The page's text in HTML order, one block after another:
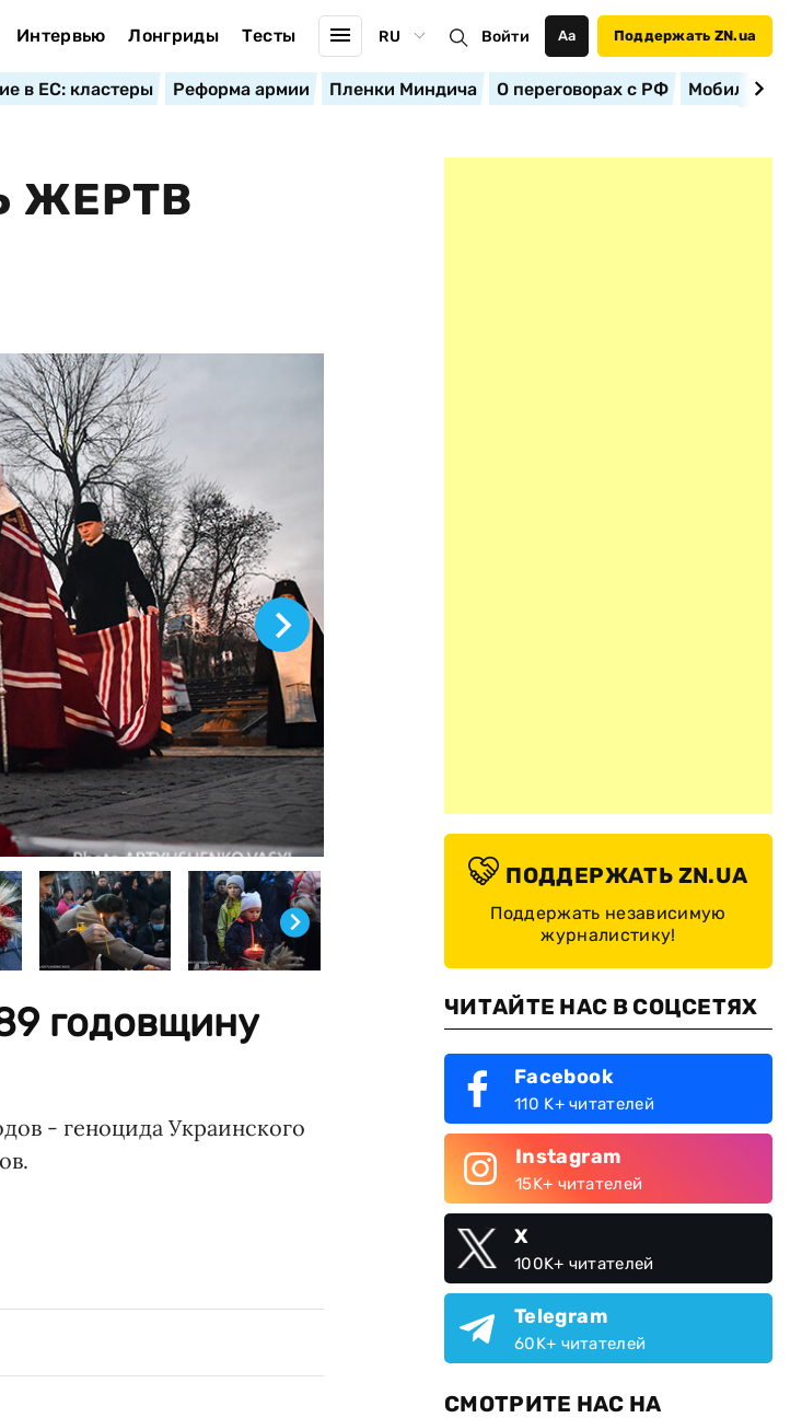
Интервью Лонгриды Тесты RU Войти Аа Поддержать ZN.ua
в ЕС: кластеры Реформа армии Пленки Миндича О переговорах с РФ
ЖЕРТВ
© Василий Артюшенко, ZN.UA
годовщину
- геноцида Украинского
ПОДДЕРЖАТЬ ZN.UA
Поддержать независимую
журналистику!
ЧИТАЙТЕ НАС В СОЦСЕТЯХ
Facebook
110 K+ читателей
Instagram
15K+ читателей
X
100K+ читателей
Telegram
60K+ читателей
СМОТРИТЕ НАС НА